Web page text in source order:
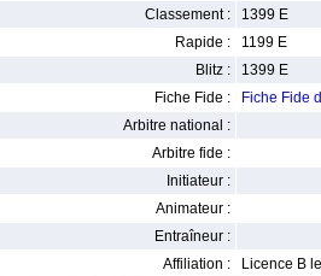
Classement :
1399 E
Rapide :
1199 E
Blitz :
1399 E
Fiche Fide :
Fiche Fide
Arbitre national :
Arbitre fide :
Initiateur :
Animateur :
Entraîneur :
Affiliation :
Licence B